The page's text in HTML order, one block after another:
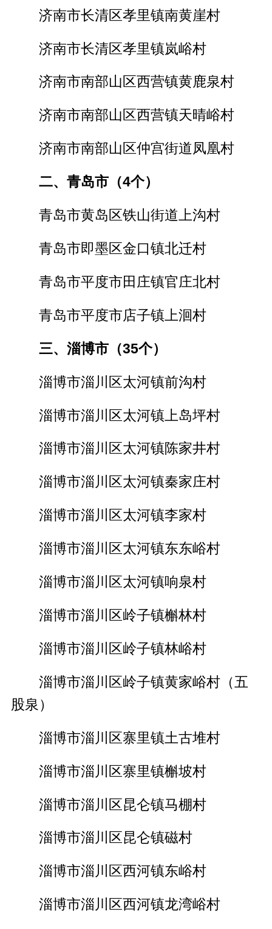
济南市长清区孝里镇南黄崖村
济南市长清区孝里镇岚峪村
济南市南部山区西营镇黄鹿泉村
济南市南部山区西营镇天晴峪村
济南市南部山区仲宫街道凤凰村
二、青岛市（4个）
青岛市黄岛区铁山街道上沟村
青岛市即墨区金口镇北迁村
青岛市平度市田庄镇官庄北村
青岛市平度市店子镇上洄村
三、淄博市（35个）
淄博市淄川区太河镇前沟村
淄博市淄川区太河镇上岛坪村
淄博市淄川区太河镇陈家井村
淄博市淄川区太河镇秦家庄村
淄博市淄川区太河镇李家村
淄博市淄川区太河镇东东峪村
淄博市淄川区太河镇响泉村
淄博市淄川区岭子镇槲林村
淄博市淄川区岭子镇林峪村
淄博市淄川区岭子镇黄家峪村（五
股泉）
淄博市淄川区寨里镇土古堆村
淄博市淄川区寨里镇槲坡村
淄博市淄川区昆仑镇马棚村
淄博市淄川区昆仑镇磁村
淄博市淄川区西河镇东峪村
淄博市淄川区西河镇龙湾峪村